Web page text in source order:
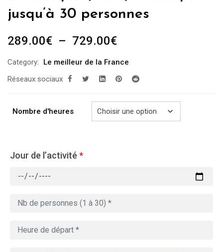
jusqu’à 30 personnes
289.00€ – 729.00€Plage
prix :
289.00€
729.00€
Category:
Le meilleur de la France
Réseaux sociaux
Nombre d'heures
Jour de l’activité *